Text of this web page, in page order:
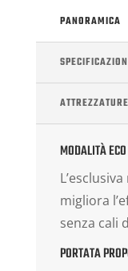
PANORAMICA
ATTREZZATURE
MODALITÀ ECO
migliora
senza cali
PORTATA